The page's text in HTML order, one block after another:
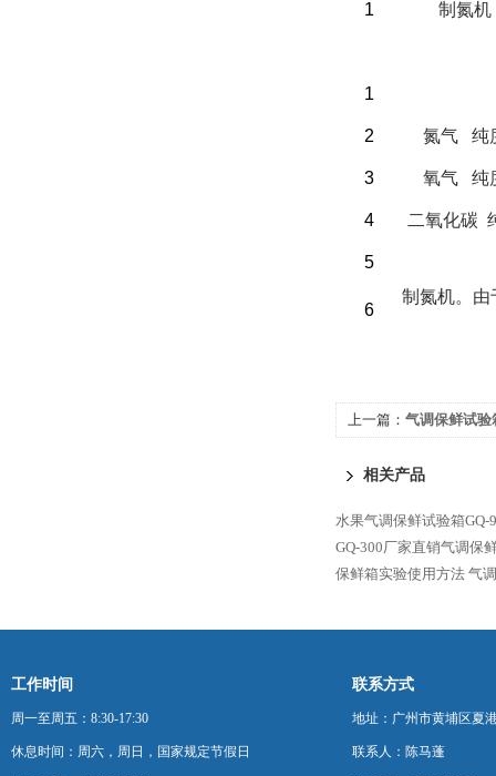
1 制氮机
1
2 氮气 纯
3 氧气 纯
4 二氧化碳
5
6
制氮机。由
上一篇： 气调保鲜试验
相关产品
水果气调保鲜试验箱GQ-
GQ-300厂家直销气调保
保鲜箱实验使用方法 气
工作时间
周一至周五：8:30-17:30
休息时间：周六，周日，国家规定节假日
联系方式
地址：广州市黄埔区夏
联系人：陈马蓬